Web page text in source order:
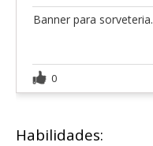
Banner para sorveteria.
0
Habilidades: